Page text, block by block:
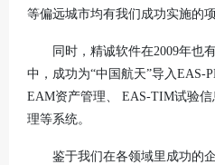
等偏远城市均有我们成功实施的项
同时，精诚软件在2009年也
中，成功为“中国航天”导入EAS-
EAM资产管理、 EAS-TIM试验
理等系统。
鉴于我们在各领域里成功的